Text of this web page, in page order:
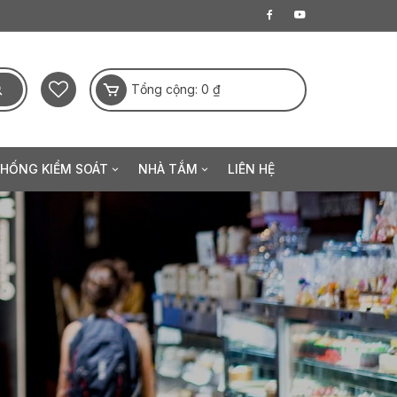
Tổng cộng: 0 ₫
KIỂM SOÁT
điện tử Khóa khuôn mặt
NHÀ TẮM
Sen tay
Phụ kiện sen tắm
LIÊN HỆ